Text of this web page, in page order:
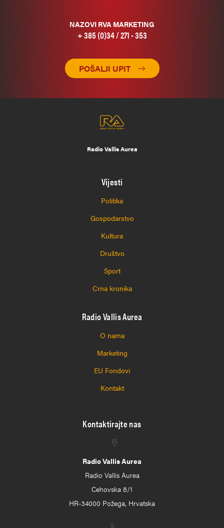
NAZOVI RVA MARKETING
+ 385 (0)34 / 271 - 353
POŠALJI UPIT
Radio Vallis Aurea
Vijesti
Politika
Gospodarstvo
Kultura
Društvo
Sport
Crna kronika
Radio Vallis Aurea
O nama
Marketing
EU Fondovi
Kontakt
Kontaktirajte nas
Radio Vallis Aurea
Radio Vallis Aurea
Cehovska 8/1
HR-34000 Požega, Hrvatska